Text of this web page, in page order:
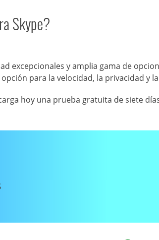
Skype?
excepcionales y amplia gama de
para la velocidad, la privacidad y
hoy una prueba gratuita de siete